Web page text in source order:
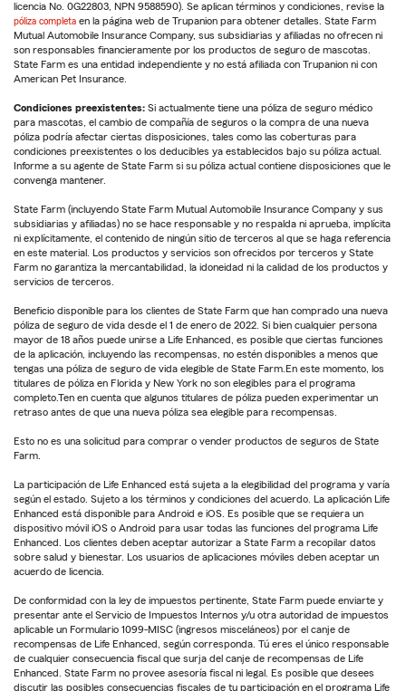
licencia No. 0G22803, NPN 9588590). Se aplican términos y condiciones, revise la
póliza completa en la página web de Trupanion para obtener detalles. State Farm
Mutual Automobile Insurance Company, sus subsidiarias y afiliadas no ofrecen ni
son responsables financieramente por los productos de seguro de mascotas.
State Farm es una entidad independiente y no está afiliada con Trupanion ni con
American Pet Insurance.
Condiciones preexistentes: Si actualmente tiene una póliza de seguro médico
para mascotas, el cambio de compañía de seguros o la compra de una nueva
póliza podría afectar ciertas disposiciones, tales como las coberturas para
condiciones preexistentes o los deducibles ya establecidos bajo su póliza actual.
Informe a su agente de State Farm si su póliza actual contiene disposiciones que le
convenga mantener.
State Farm (incluyendo State Farm Mutual Automobile Insurance Company y sus
subsidiarias y afiliadas) no se hace responsable y no respalda ni aprueba, implícita
ni explícitamente, el contenido de ningún sitio de terceros al que se haga referencia
en este material. Los productos y servicios son ofrecidos por terceros y State
Farm no garantiza la mercantabilidad, la idoneidad ni la calidad de los productos y
servicios de terceros.
Beneficio disponible para los clientes de State Farm que han comprado una nueva
póliza de seguro de vida desde el 1 de enero de 2022. Si bien cualquier persona
mayor de 18 años puede unirse a Life Enhanced, es posible que ciertas funciones
de la aplicación, incluyendo las recompensas, no estén disponibles a menos que
tengas una póliza de seguro de vida elegible de State Farm.En este momento, los
titulares de póliza en Florida y New York no son elegibles para el programa
completo.Ten en cuenta que algunos titulares de póliza pueden experimentar un
retraso antes de que una nueva póliza sea elegible para recompensas.
Esto no es una solicitud para comprar o vender productos de seguros de State
Farm.
La participación de Life Enhanced está sujeta a la elegibilidad del programa y varía
según el estado. Sujeto a los términos y condiciones del acuerdo. La aplicación Life
Enhanced está disponible para Android e iOS. Es posible que se requiera un
dispositivo móvil iOS o Android para usar todas las funciones del programa Life
Enhanced. Los clientes deben aceptar autorizar a State Farm a recopilar datos
sobre salud y bienestar. Los usuarios de aplicaciones móviles deben aceptar un
acuerdo de licencia.
De conformidad con la ley de impuestos pertinente, State Farm puede enviarte y
presentar ante el Servicio de Impuestos Internos y/u otra autoridad de impuestos
aplicable un Formulario 1099-MISC (ingresos misceláneos) por el canje de
recompensas de Life Enhanced, según corresponda. Tú eres el único responsable
de cualquier consecuencia fiscal que surja del canje de recompensas de Life
Enhanced. State Farm no provee asesoría fiscal ni legal. Es posible que desees
discutir las posibles consecuencias fiscales de tu participación en el programa Life